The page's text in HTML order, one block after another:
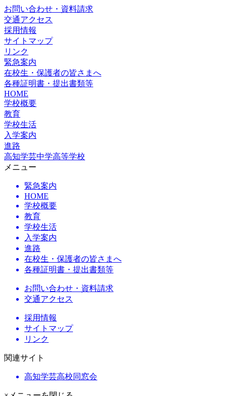
お問い合わせ・資料請求
交通アクセス
採用情報
サイトマップ
リンク
緊急案内
在校生・保護者の皆さまへ
各種証明書・提出書類等
HOME
学校概要
教育
学校生活
入学案内
進路
高知学芸中学高等学校
メニュー
緊急案内
HOME
学校概要
教育
学校生活
入学案内
進路
在校生・保護者の皆さまへ
各種証明書・提出書類等
お問い合わせ・資料請求
交通アクセス
採用情報
サイトマップ
リンク
関連サイト
高知学芸高校同窓会